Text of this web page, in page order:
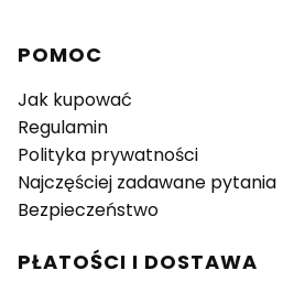
Linki w stopce
POMOC
Jak kupować
Regulamin
Polityka prywatności
Najczęściej zadawane pytania
Bezpieczeństwo
PŁATOŚCI I DOSTAWA